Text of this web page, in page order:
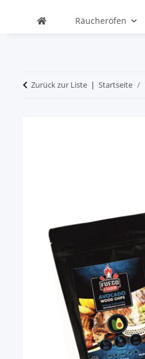
Räucheröfen
Zurück zur Liste Startseite